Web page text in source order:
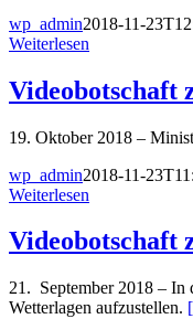
wp_admin2018-11-
Weiterlesen
Videobotschaft
19. Oktober 2018 –
wp_admin2018-11-
Weiterlesen
Videobotschaft
21. September 2018 – In
Wetterlagen aufzustellen.